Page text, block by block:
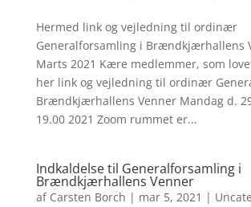
Hermed link og vejledning til ordinær
Generalforsamling i Brændkjærhallens
Marts 2021 Kære medlemmer, som
her link og vejledning til ordinær
Brændkjærhallens Venner Mandag d.
19.00 2021 Zoom rummet er...
Indkaldelse til Generalforsamling i
Brændkjærhallens Venner
af Carsten Borch | mar 5, 2021 |